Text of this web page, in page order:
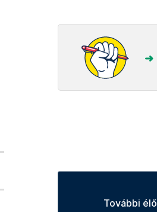
További